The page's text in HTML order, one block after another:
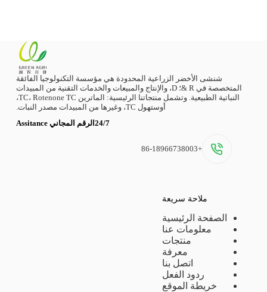
شنشى الأخضر الزراعية المحدودة هي مؤسسة التكنولوجيا الفائقة
المتخصصة في R &؛ D، والإنتاج والمبيعات والخدمات التقنية من المبيدات
النباتية الطبيعية. وتشمل منتجاتنا الرئيسية: الماترين TC، Rotenone TC،
أوستهول TC، وغيرها من المبيدات مصدر النبات.
24/7الرقم المجاني Assitance
+86-18966738003
ملاحة سريعة
الصفحة الرئيسية
معلومات عنا
منتجات
معرفة
اتصل بنا
ردود الفعل
خريطة الموقع